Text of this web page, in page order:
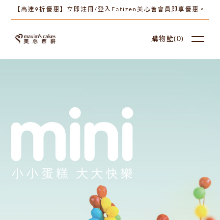
【高達9折優惠】立即註冊/登入Eatizen美心薈會員即享優惠。
購物籃( 0)